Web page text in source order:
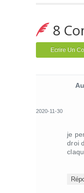
8
Ecrire Un
2020-11-30
je
droi